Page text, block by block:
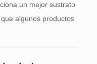
un mejor sustrato
algunos productos